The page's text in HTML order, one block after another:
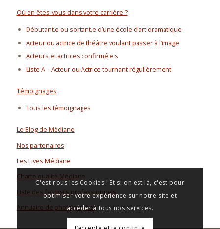
Où en êtes-vous dans votre carrière ?
Débutant.e ou sortant.e d’une école d’art dramatique
Acteur ou actrice de théâtre voulant passer à l’image
Acteurs et actrices confirmé.e.s
Liste A – Acteur ou Actrice tournant régulièrement
Témoignages
Tous les témoignages
Le Blog de Médiane
Nos partenaires
Les Lives Médiane
Charte qualité Médiane
Liste des festivals professionnels
Annuaire de photographes
C'est nous les Cookies ! Et si on est là, c'est pour
optimiser votre expérience sur notre site et
accéder à tous nos services.